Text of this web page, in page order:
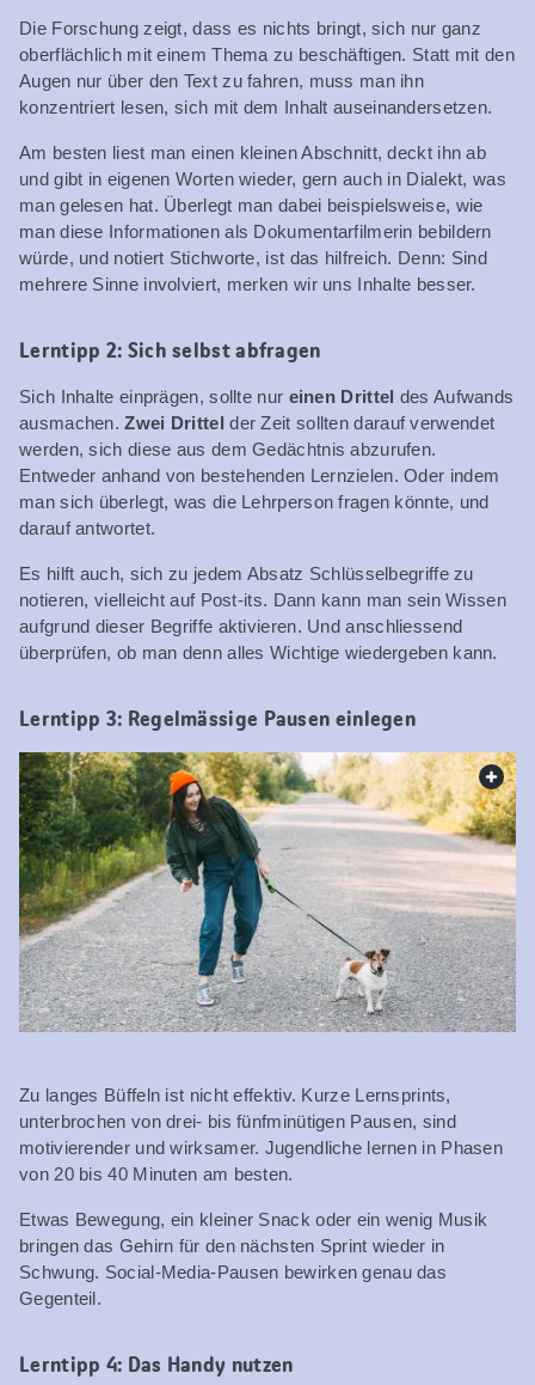
Die Forschung zeigt, dass es nichts bringt, sich nur ganz
oberflächlich mit einem Thema zu beschäftigen. Statt mit den
Augen nur über den Text zu fahren, muss man ihn
konzentriert lesen, sich mit dem Inhalt auseinandersetzen.
Am besten liest man einen kleinen Abschnitt, deckt ihn ab
und gibt in eigenen Worten wieder, gern auch in Dialekt, was
man gelesen hat. Überlegt man dabei beispielsweise, wie
man diese Informationen als Dokumentarfilmerin bebildern
würde, und notiert Stichworte, ist das hilfreich. Denn: Sind
mehrere Sinne involviert, merken wir uns Inhalte besser.
Lerntipp 2: Sich selbst abfragen
Sich Inhalte einprägen, sollte nur einen Drittel des Aufwands
ausmachen.Zwei Drittelder Zeit sollten darauf verwendet
werden, sich diese aus dem Gedächtnis abzurufen.
Entweder anhand von bestehenden Lernzielen. Oder indem
man sich überlegt, was die Lehrperson fragen könnte, und
darauf antwortet.
Es hilft auch, sich zu jedem Absatz Schlüsselbegriffe zu
notieren, vielleicht auf Post-its. Dann kann man sein Wissen
aufgrund dieser Begriffe aktivieren. Und anschliessend
überprüfen, ob man denn alles Wichtige wiedergeben kann.
Lerntipp 3: Regelmässige Pausen einlegen
Zu langes Büffeln ist nicht effektiv. Kurze Lernsprints,
unterbrochen von drei- bis fünfminütigen Pausen, sind
motivierender und wirksamer. Jugendliche lernen in Phasen
von 20 bis 40 Minuten am besten.
Etwas Bewegung, ein kleiner Snack oder ein wenig Musik
bringen das Gehirn für den nächsten Sprint wieder in
Schwung. Social-Media-Pausen bewirken genau das
Gegenteil.
Lerntipp 4: Das Handy nutzen